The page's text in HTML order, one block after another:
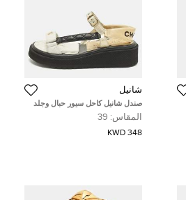
شانيل
صندل شانيل كاحل سيور حبال وجلد
رمادي مقاس 38
المقاس: 39
348 KWD